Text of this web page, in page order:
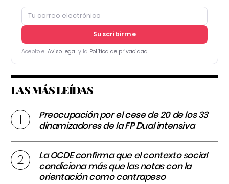
Suscribirme
Acepto el Aviso legal y la Política de privacidad
LAS MÁS LEÍDAS
Preocupación por el cese de 20 de los 33
dinamizadores de la FP Dual intensiva
La OCDE confirma que el contexto social
condiciona más que las notas con la
orientación como contrapeso